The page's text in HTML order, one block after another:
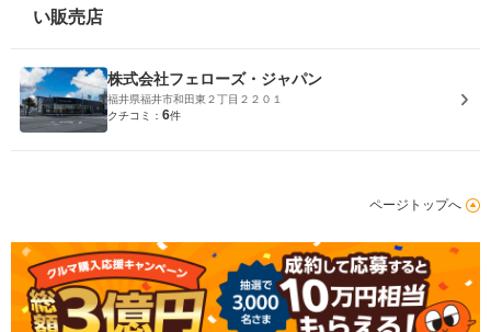
い販売店
株式会社フェローズ・ジャパン
福井県福井市和田東２丁目２２０１
クチコミ： 6件
ページトップへ